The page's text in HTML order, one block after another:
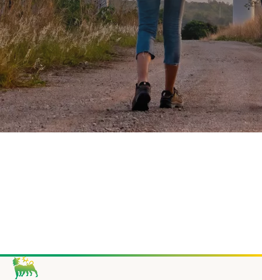
Footer